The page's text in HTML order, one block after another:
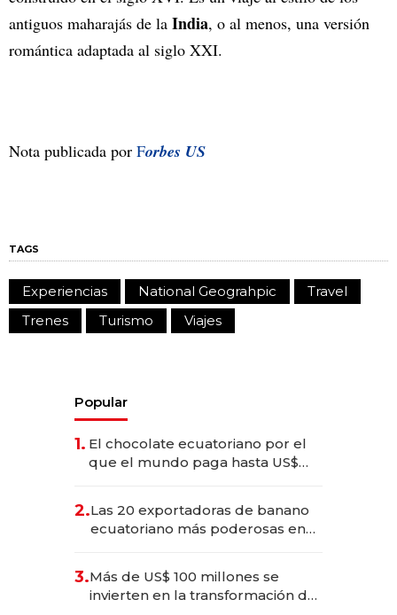
antiguos maharajás de la India, o al menos, una versión
romántica adaptada al siglo XXI.
Nota publicada por Forbes US
TAGS
Experiencias National Geograhpic
Travel
Trenes
Turismo Viajes
Popular
1. El chocolate ecuatoriano por el
que el mundo paga hasta US$
2.Las 20 exportadoras de banano
ecuatoriano más poderosas en
3.Más de US$ 100 millones se
invierten en la transformación de